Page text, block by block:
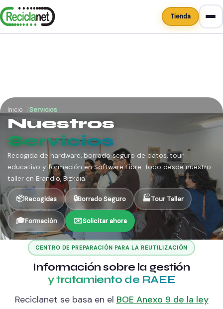
Tienda
Inicio Servicios
Nuestros
Servicios
Recogida de hardware, borrado seguro de datos, tour
educativo y formación en Software Libre. Todo desde nuestro
taller en Erandio, Bizkaia.
📦Recogidas 🔒Borrado Seguro 🏭Tour Taller
🎓Formación ✉️Solicitar ahora
CENTRO DE PREPARACIÓN PARA LA REUTILIZACIÓN
Información sobre la gestión
y tratamiento de RAEE
Reciclanet se basa en el BOE Anexo 9 de la ley